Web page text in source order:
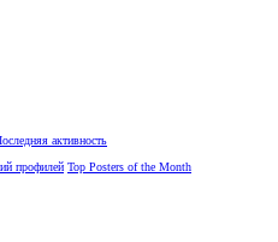
активность
профилей Top Posters of the Month